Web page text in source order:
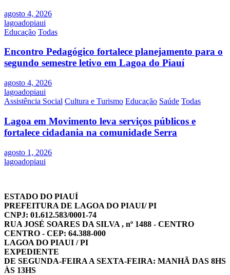
agosto 4, 2026
lagoadopiaui
Educação Todas
Encontro Pedagógico fortalece planejamento para o
segundo semestre letivo em Lagoa do Piauí
agosto 4, 2026
lagoadopiaui
Assistência Social Cultura e Turismo Educação Saúde Todas
Lagoa em Movimento leva serviços públicos e
fortalece cidadania na comunidade Serra
agosto 1, 2026
lagoadopiaui
ESTADO DO PIAUÍ
PREFEITURA DE LAGOA DO PIAUI/ PI
CNPJ: 01.612.583/0001-74
RUA JOSÉ SOARES DA SILVA , nº 1488 - CENTRO
CENTRO - CEP: 64.388-000
LAGOA DO PIAUI / PI
EXPEDIENTE
DE SEGUNDA-FEIRA A SEXTA-FEIRA: MANHÃ DAS 8HS
ÀS 13HS